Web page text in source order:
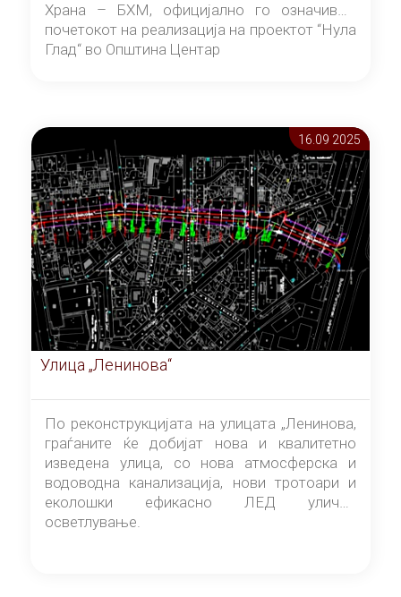
Храна – БХМ, официјално го означивме
почетокот на реализација на проектот “Нула
Глад“ во Општина Центар
16.09 2025
Улица „Ленинова“
По реконструкцијата на улицата „Ленинова,
граѓаните ќе добијат нова и квалитетно
изведена улица, со нова атмосферска и
водоводна канализација, нови тротоари и
еколошки ефикасно ЛЕД улично
осветлување.